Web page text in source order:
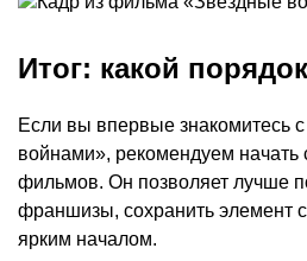
Итог: какой
Если вы впервые знакомитесь
войнами», рекомендуем начать
фильмов. Он позволяет лучше
франшизы, сохранить элемент
ярким началом.